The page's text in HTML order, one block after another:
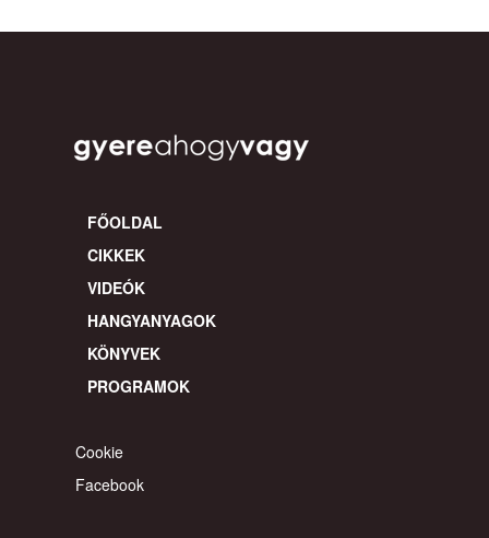
FŐOLDAL
CIKKEK
VIDEÓK
HANGYANYAGOK
KÖNYVEK
PROGRAMOK
Cookie
Facebook